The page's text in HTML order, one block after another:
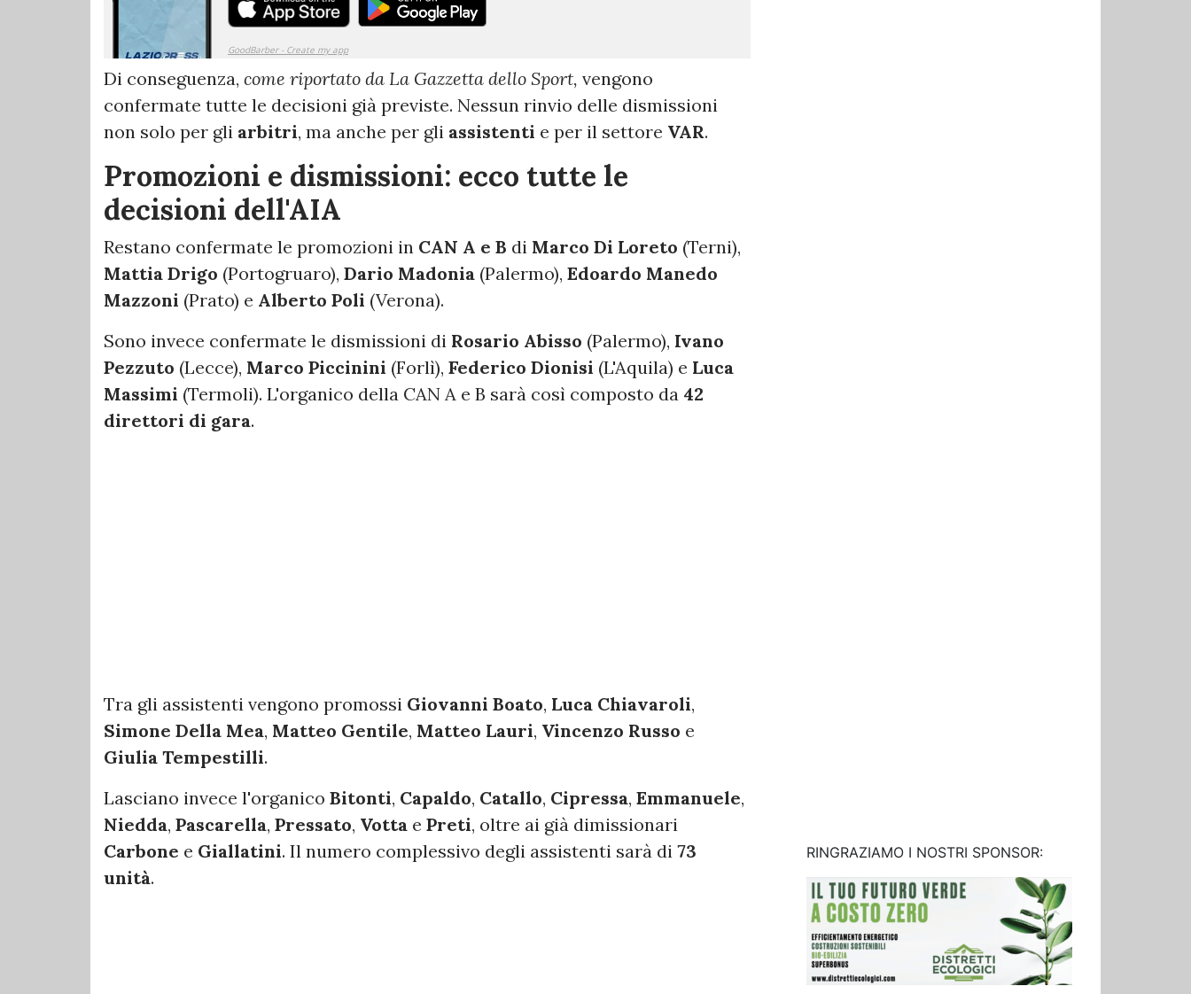
Di conseguenza, come riportato da La Gazzetta dello Sport, vengono
confermate tutte le decisioni già previste. Nessun rinvio delle dismissioni
non solo per gli arbitri, ma anche per gli assistenti e per il settore VAR.
Promozioni e dismissioni: ecco tutte le
decisioni dell'AIA
Restano confermate le promozioni in CAN A e B di Marco Di Loreto (Terni),
Mattia Drigo (Portogruaro), Dario Madonia (Palermo), Edoardo Manedo
Mazzoni (Prato) e Alberto Poli (Verona).
Sono invece confermate le dismissioni di Rosario Abisso (Palermo), Ivano
Pezzuto (Lecce), Marco Piccinini (Forlì), Federico Dionisi (L'Aquila) e Luca
Massimi (Termoli). L'organico della CAN A e B sarà così composto da 42
direttori di gara.
Tra gli assistenti vengono promossi Giovanni Boato, Luca Chiavaroli,
Simone Della Mea, Matteo Gentile, Matteo Lauri, Vincenzo Russo e
Giulia Tempestilli.
Lasciano invece l'organico Bitonti, Capaldo, Catallo, Cipressa, Emmanuele,
Niedda, Pascarella, Pressato, Votta e Preti, oltre ai già dimissionari
Carbone e Giallatini. Il numero complessivo degli assistenti sarà di 73
unità.
RINGRAZIAMO I NOSTRI SPONSOR: